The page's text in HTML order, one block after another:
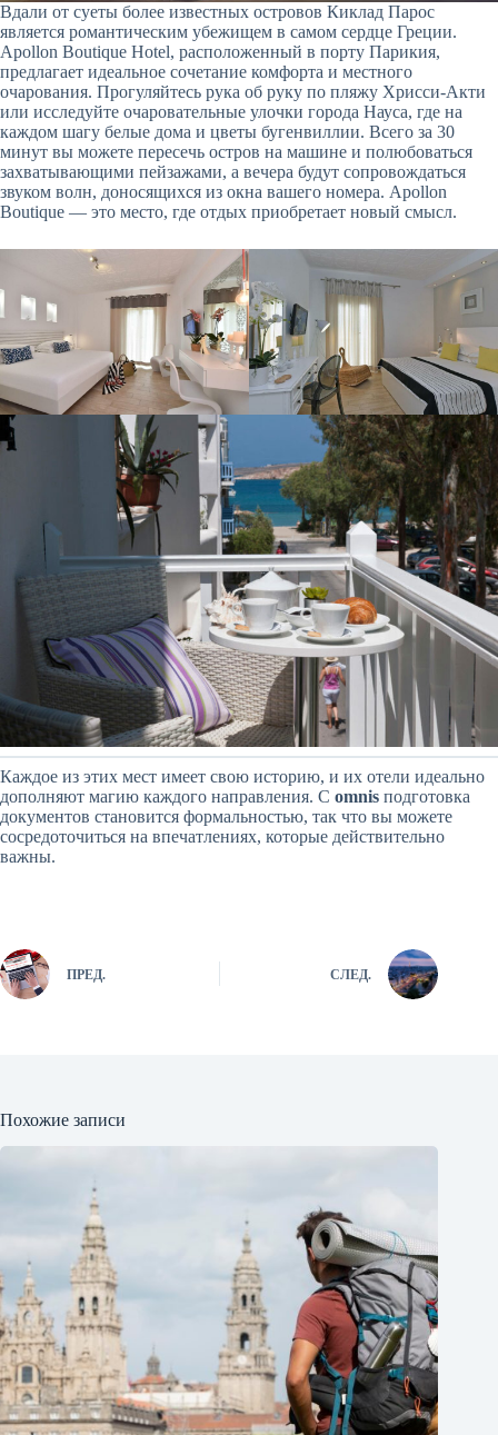
Вдали от суеты более известных островов Киклад Парос
является романтическим убежищем в самом сердце Греции.
Apollon Boutique Hotel, расположенный в порту Парикия,
предлагает идеальное сочетание комфорта и местного
очарования. Прогуляйтесь рука об руку по пляжу Хрисси-Акти
или исследуйте очаровательные улочки города Науса, где на
каждом шагу белые дома и цветы бугенвиллии. Всего за 30
минут вы можете пересечь остров на машине и полюбоваться
захватывающими пейзажами, а вечера будут сопровождаться
звуком волн, доносящихся из окна вашего номера. Apollon
Boutique — это место, где отдых приобретает новый смысл.
Каждое из этих мест имеет свою историю, и их отели идеально
дополняют магию каждого направления. С omnis подготовка
документов становится формальностью, так что вы можете
сосредоточиться на впечатлениях, которые действительно
важны.
ПРЕД. СЛЕД.
Похожие записи